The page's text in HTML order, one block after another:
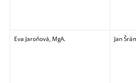
Eva Jaroňová, MgA. Jan